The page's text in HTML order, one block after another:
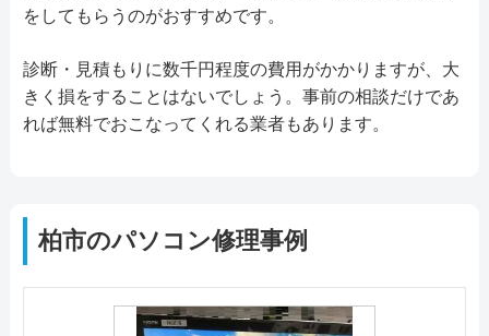
をしてもらうのがおすすめです。
診断・見積もりに数千円程度の費用がかかりますが、大
きく損をすることはないでしょう。事前の相談だけであ
れば無料でおこなってくれる業者もあります。
柏市のパソコン修理事例